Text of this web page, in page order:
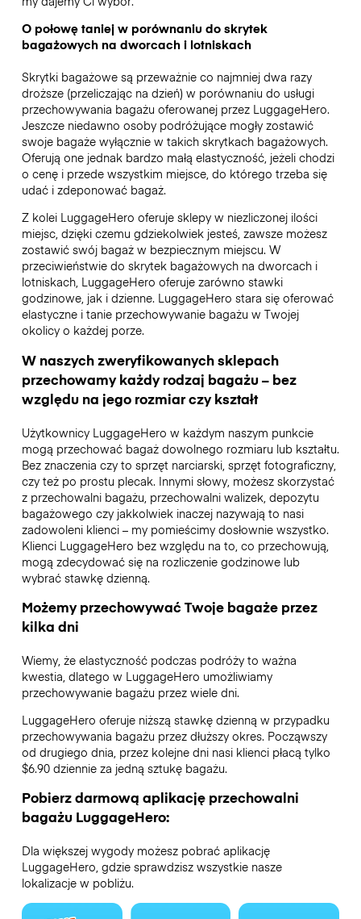
O połowę taniej w porównaniu do skrytek
bagażowych na dworcach i lotniskach
Skrytki bagażowe są przeważnie co najmniej dwa razy
droższe (przeliczając na dzień) w porównaniu do usługi
przechowywania bagażu oferowanej przez LuggageHero.
Jeszcze niedawno osoby podróżujące mogły zostawić
swoje bagaże wyłącznie w takich skrytkach bagażowych.
Oferują one jednak bardzo małą elastyczność, jeżeli chodzi
o cenę i przede wszystkim miejsce, do którego trzeba się
udać i zdeponować bagaż.
Z kolei LuggageHero oferuje sklepy w niezliczonej ilości
miejsc, dzięki czemu gdziekolwiek jesteś, zawsze możesz
zostawić swój bagaż w bezpiecznym miejscu. W
przeciwieństwie do skrytek bagażowych na dworcach i
lotniskach, LuggageHero oferuje zarówno stawki
godzinowe, jak i dzienne. LuggageHero stara się oferować
elastyczne i tanie przechowywanie bagażu w Twojej
okolicy o każdej porze.
W naszych zweryfikowanych sklepach
przechowamy każdy rodzaj bagażu – bez
względu na jego rozmiar czy kształt
Użytkownicy LuggageHero w każdym naszym punkcie
mogą przechować bagaż dowolnego rozmiaru lub kształtu.
Bez znaczenia czy to sprzęt narciarski, sprzęt fotograficzny,
czy też po prostu plecak. Innymi słowy, możesz skorzystać
z przechowalni bagażu, przechowalni walizek, depozytu
bagażowego czy jakkolwiek inaczej nazywają to nasi
zadowoleni klienci – my pomieścimy dosłownie wszystko.
Klienci LuggageHero bez względu na to, co przechowują,
mogą zdecydować się na rozliczenie godzinowe lub
wybrać stawkę dzienną.
Możemy przechowywać Twoje bagaże przez
kilka dni
Wiemy, że elastyczność podczas podróży to ważna
kwestia, dlatego w LuggageHero umożliwiamy
przechowywanie bagażu przez wiele dni.
LuggageHero oferuje niższą stawkę dzienną w przypadku
przechowywania bagażu przez dłuższy okres. Począwszy
od drugiego dnia, przez kolejne dni nasi klienci płacą tylko
$6.90 dziennie za jedną sztukę bagażu.
Pobierz darmową aplikację przechowalni
bagażu LuggageHero:
Dla większej wygody możesz pobrać aplikację
LuggageHero, gdzie sprawdzisz wszystkie nasze
lokalizacje w pobliżu.